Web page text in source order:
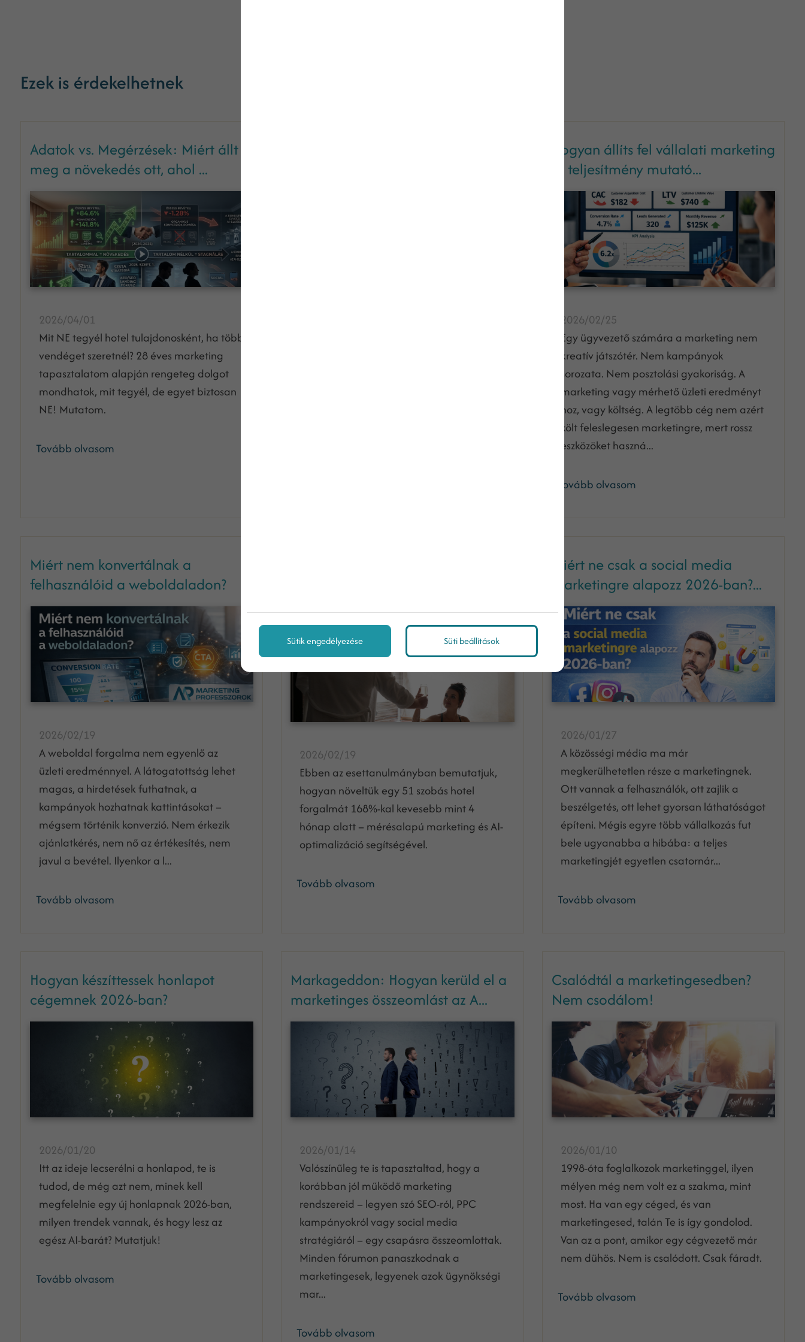
Ezek is érdekelhetnek
Adatok vs. Megérzések: Miért állt
meg a növekedés ott, ahol ...
2026/04/01
Mit NE tegyél hotel tulajdonosként, ha több
vendéget szeretnél? 28 éves marketing
tapasztalatom alapján rengeteg dolgot
mondhatok, mit tegyél, de egyet biztosan
NE! Mutatom.
Tovább olvasom
Hogyan állíts fel vállalati marketing
fő teljesítmény mutató...
2026/02/25
Egy ügyvezető számára a marketing nem
kreatív játszótér. Nem kampányok
sorozata. Nem posztolási gyakoriság. A
marketing vagy mérhető üzleti eredményt
hoz, vagy költség. A legtöbb cég nem azért
költ feleslegesen marketingre, mert rossz
eszközöket haszná...
Tovább olvasom
Miért nem konvertálnak a
felhasználóid a weboldaladon?
2026/02/19
A weboldal forgalma nem egyenlő az
üzleti eredménnyel. A látogatottság lehet
magas, a hirdetések futhatnak, a
kampányok hozhatnak kattintásokat –
mégsem történik konverzió. Nem érkezik
ajánlatkérés, nem nő az értékesítés, nem
javul a bevétel. Ilyenkor a l...
Tovább olvasom
2026/02/19
Ebben az esettanulmányban bemutatjuk,
hogyan növeltük egy 51 szobás hotel
forgalmát 168%-kal kevesebb mint 4
hónap alatt – mérésalapú marketing és AI-
optimalizáció segítségével.
Tovább olvasom
Miért ne csak a social media
marketingre alapozz 2026-ban?...
2026/01/27
A közösségi média ma már
megkerülhetetlen része a marketingnek.
Ott vannak a felhasználók, ott zajlik a
beszélgetés, ott lehet gyorsan láthatóságot
építeni. Mégis egyre több vállalkozás fut
bele ugyanabba a hibába: a teljes
marketingjét egyetlen csatornár...
Tovább olvasom
Hogyan készíttessek honlapot
cégemnek 2026-ban?
2026/01/20
Itt az ideje lecserélni a honlapod, te is
tudod, de még azt nem, minek kell
megfelelnie egy új honlapnak 2026-ban,
milyen trendek vannak, és hogy lesz az
egész AI-barát? Mutatjuk!
Tovább olvasom
Markageddon: Hogyan kerüld el a
marketinges összeomlást az A...
2026/01/14
Valószínűleg te is tapasztaltad, hogy a
korábban jól működő marketing
rendszereid – legyen szó SEO-ról, PPC
kampányokról vagy social media
stratégiáról – egy csapásra összeomlottak.
Minden fórumon panaszkodnak a
marketingesek, legyenek azok ügynökségi
mar...
Tovább olvasom
Csalódtál a marketingesedben?
Nem csodálom!
2026/01/10
1998-óta foglalkozok marketinggel, ilyen
mélyen még nem volt ez a szakma, mint
most. Ha van egy céged, és van
marketingesed, talán Te is így gondolod.
Van az a pont, amikor egy cégvezető már
nem dühös. Nem is csalódott. Csak fáradt.
Tovább olvasom
Sütik engedélyezése Süti beállítások